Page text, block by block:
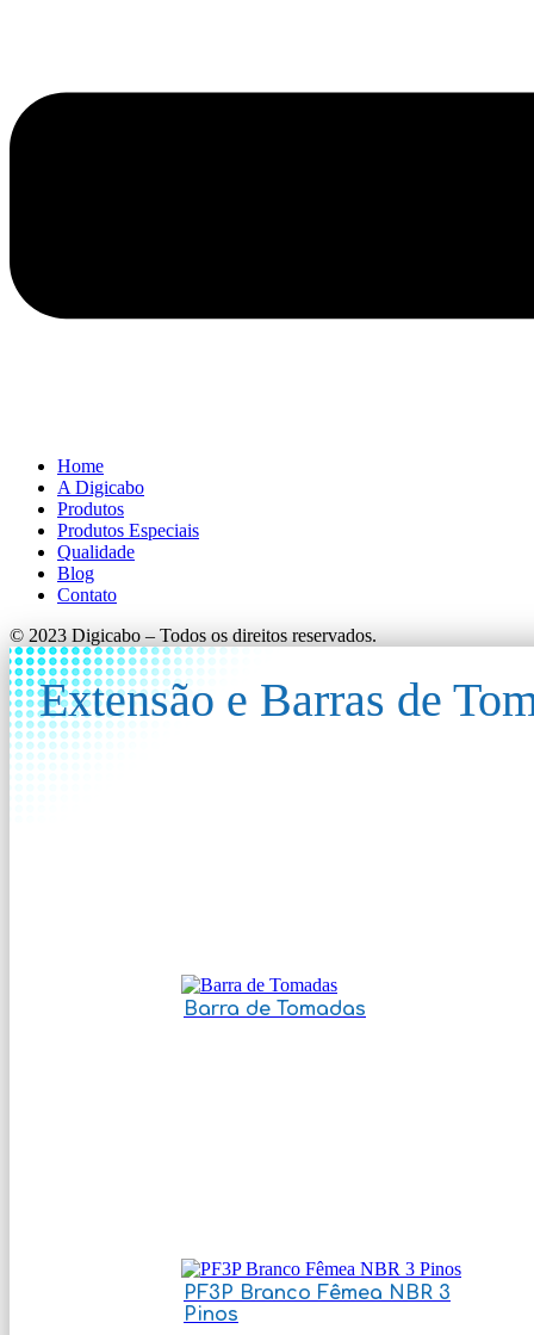
Home
A Digicabo
Produtos
Produtos Especiais
Qualidade
Blog
Contato
© 2023 Digicabo – Todos os direitos reservados.
Extensão e Barras de
Barra de Tomadas
PF3P Branco Fêmea NBR 3
Pinos